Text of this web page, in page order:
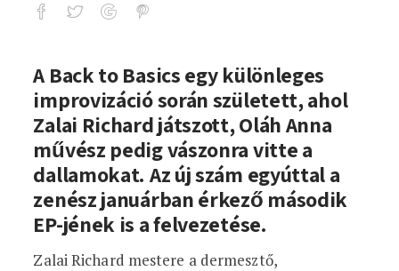
A La Boum fesztiválon született Zalai
A Back to Basics egy különleges
improvizáció során született, ahol
Zalai Richard játszott, Oláh Anna
művész pedig vászonra vitte a
dallamokat. Az új szám egyúttal a
zenész januárban érkező második
EP-jének is a felvezetése.
Zalai Richard mestere a dermesztő,